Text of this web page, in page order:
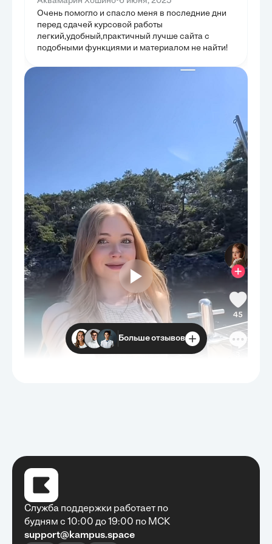
Очень помогло и спасло меня в последние дни
перед сдачей курсовой работы
легкий,удобный,практичный лучше сайта с
подобными функциями и материалом не найти!
Очень быстро, недорого, качественно,
Больше отзывов
Служба поддержки работает по
будням с 10:00 до 19:00 по МСК
support@kampus.space